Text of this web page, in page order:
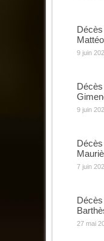
9 juin
9 juin
7 juin
27 mai